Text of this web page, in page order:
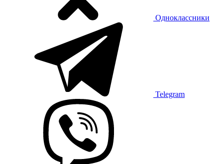
Одноклассники
Telegram